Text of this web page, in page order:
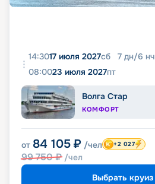
14:3017 июля 2027сб 7 дн/6 нч
08:0023 июля 2027пт
Волга Стар
КОМФОРТ
от 84 105 ₽ /чел
99 750₽ /чел
+2 027
Выбрать круиз